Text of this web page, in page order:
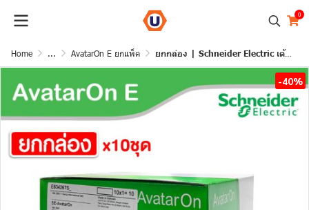
0
Home ... AvatarOn E ยกแพ็ค ยกกล่อง | Schneider Electric เต้ารับยูนิเวอร์แซล สีดำ 16A 250V Inter Socket Black | AvatarOn E l E83426TS_DG
-40%